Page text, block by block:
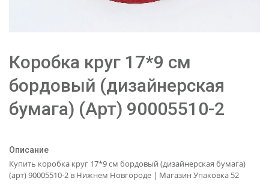
Коробка круг 17*9 см
бордовый (дизайнерская
бумага) (Арт) 90005510-2
Описание
Купить коробка круг 17*9 см бордовый (дизайнерская бумага)
(арт) 90005510-2 в Нижнем Новгороде | Магазин Упаковка 52